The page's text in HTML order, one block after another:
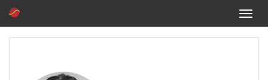
Toggle